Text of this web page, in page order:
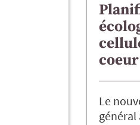
Le